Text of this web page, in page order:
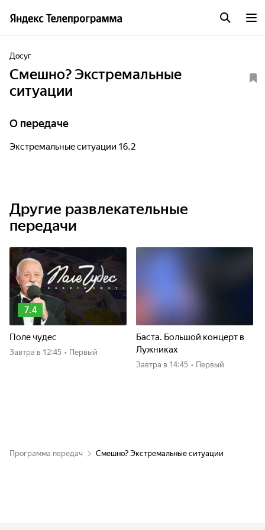
Досуг
Смешно? Экстремальные
ситуации
О передаче
Экстремальные ситуации 16.2
Другие развлекательные
передачи
7.4
Поле чудес
Завтра в 12:45 • Первый
Баста. Большой концерт в
Лужниках
Завтра в 14:45 • Первый
Программа передач Смешно? Экстремальные ситуации